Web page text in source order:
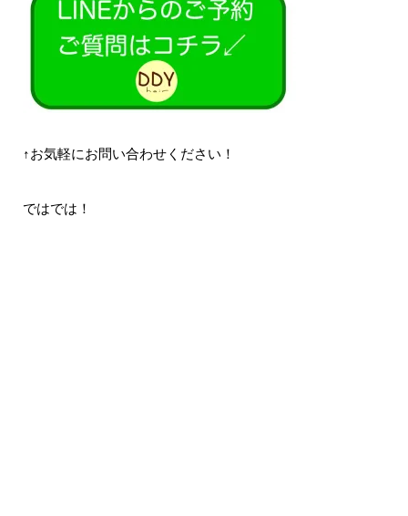
↑お気軽にお問い合わせください！
ではでは！